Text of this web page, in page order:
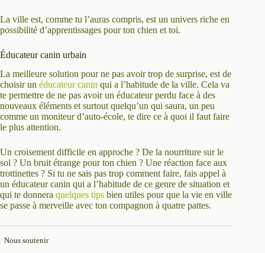
La ville est, comme tu l’auras compris, est un univers riche en
possibilité d’apprentissages pour ton chien et toi.
Éducateur canin urbain
La meilleure solution pour ne pas avoir trop de surprise, est de
choisir un éducateur canin qui a l’habitude de la ville. Cela va
te permettre de ne pas avoir un éducateur perdu face à des
nouveaux éléments et surtout quelqu’un qui saura, un peu
comme un moniteur d’auto-école, te dire ce à quoi il faut faire
le plus attention.
Un croisement difficile en approche ? De la nourriture sur le
sol ? Un bruit étrange pour ton chien ? Une réaction face aux
trottinettes ? Si tu ne sais pas trop comment faire, fais appel à
un éducateur canin qui a l’habitude de ce genre de situation et
qui te donnera quelques tips bien utiles pour que la vie en ville
se passe à merveille avec ton compagnon à quatre pattes.
Nous soutenir